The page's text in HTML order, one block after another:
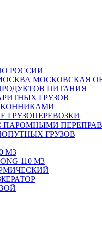
РОССИИ
МОСКОВСКАЯ
ПИТАНИЯ
ГРУЗОВ
КОННИКАМИ
ГРУЗОПЕРЕВОЗКИ
ПАРОМНЫМИ
ГРУЗОВ
М3
110 М3